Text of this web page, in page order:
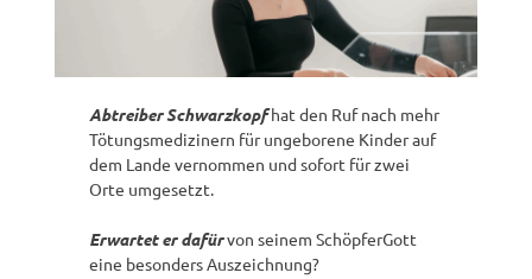
Abtreiber Schwarzkopfhat den Ruf nach mehr
Tötungsmedizinern für ungeborene Kinder auf
dem Lande vernommen und sofort für zwei
Orte umgesetzt.
Erwartet er dafürvon seinem SchöpferGott
eine besonders Auszeichnung?